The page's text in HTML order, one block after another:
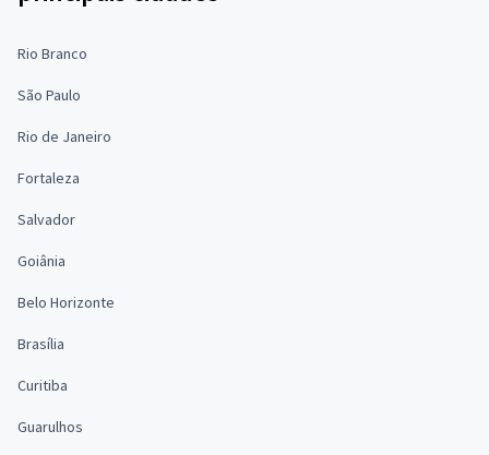
Rio Branco
São Paulo
Rio de Janeiro
Fortaleza
Salvador
Goiânia
Belo Horizonte
Brasília
Curitiba
Guarulhos